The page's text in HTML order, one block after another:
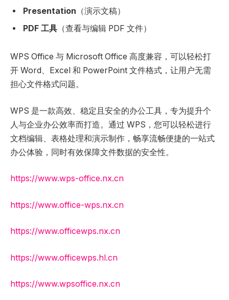
Presentation （演示文稿）
PDF 工具 （查看与编辑 PDF 文件）
WPS Office 与 Microsoft Office 高度兼容，可以轻松打
开 Word、Excel 和 PowerPoint 文件格式，让用户无需
担心文件格式问题。
WPS 是一款高效、稳定且安全的办公工具，专为提升个
人与企业办公效率而打造。通过 WPS，您可以轻松进行
文档编辑、表格处理和演示制作，畅享流畅便捷的一站式
办公体验，同时有效保障文件数据的安全性。
https://www.wps-office.nx.cn
https://www.office-wps.nx.cn
https://www.officewps.nx.cn
https://www.officewps.hl.cn
https://www.wpsoffice.nx.cn